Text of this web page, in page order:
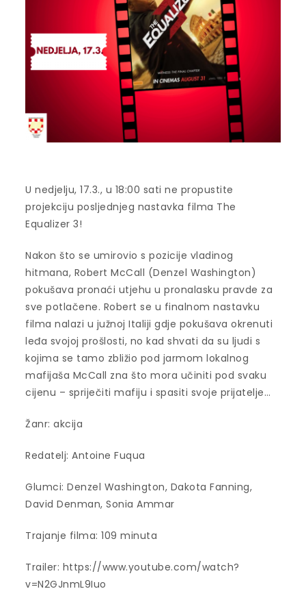
U nedjelju, 17.3., u 18:00 sati ne propustite
projekciju posljednjeg nastavka filma The
Equalizer 3!
Nakon što se umirovio s pozicije vladinog
hitmana, Robert McCall (Denzel Washington)
pokušava pronaći utjehu u pronalasku pravde za
sve potlačene. Robert se u finalnom nastavku
filma nalazi u južnoj Italiji gdje pokušava okrenuti
leđa svojoj prošlosti, no kad shvati da su ljudi s
kojima se tamo zbližio pod jarmom lokalnog
mafijaša McCall zna što mora učiniti pod svaku
cijenu – spriječiti mafiju i spasiti svoje prijatelje…
Žanr: akcija
Redatelj: Antoine Fuqua
Glumci: Denzel Washington, Dakota Fanning,
David Denman, Sonia Ammar
Trajanje filma: 109 minuta
Trailer: https://www.youtube.com/watch?
v=N2GJnmL9Iuo